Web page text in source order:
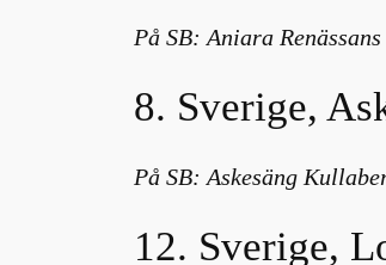
På SB: Aniara
8. Sverige,
På SB: Askesäng
12. Sverige,